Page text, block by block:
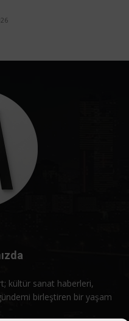
kültür sanat haberleri,
birleştiren bir yaşam